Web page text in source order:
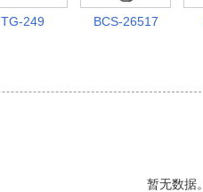
TG-249 BCS-26517
暂无数据。